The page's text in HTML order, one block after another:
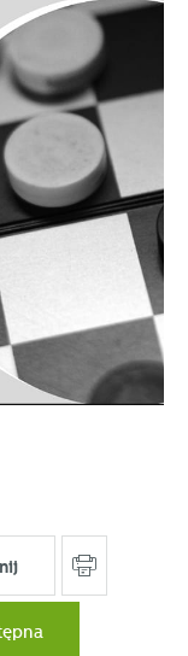
promocyjne
trzecich
oraz innych
charakterze
w postaci